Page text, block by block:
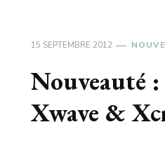
15 SEPTEMBRE 2012
Nouveauté
Xwave &